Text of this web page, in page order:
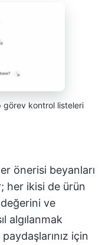
görev kontrol listeleri
önerisi beyanları
her ikisi de ürün
ve
algılanmak
için